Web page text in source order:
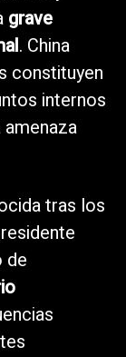
grave
. China
constituyen
internos
tras los
de